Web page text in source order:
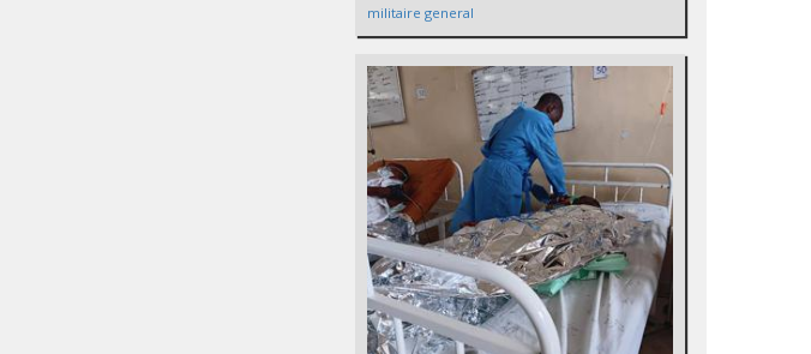
militaire general